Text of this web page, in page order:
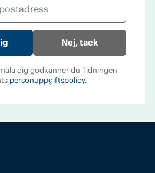
Lundkvist,
nummer av
Accent
Nej, tack
dig godkänner du Tidningen
personuppgiftspolicy.